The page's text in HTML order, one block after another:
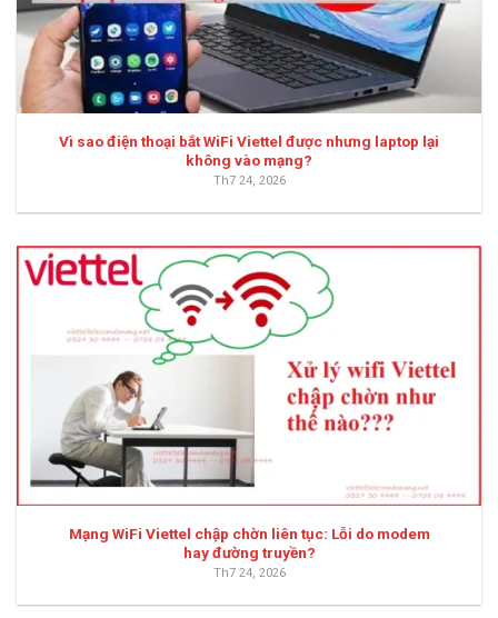
Vì sao điện thoại bắt WiFi Viettel được nhưng laptop lại
không vào mạng?
Th7 24, 2026
Mạng WiFi Viettel chập chờn liên tục: Lỗi do modem
hay đường truyền?
Th7 24, 2026